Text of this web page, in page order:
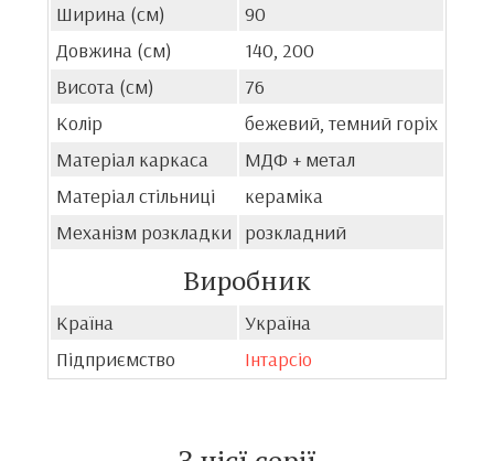
Ширина (см)
90
Довжина (см)
140, 200
Висота (см)
76
Колір
бежевий, темний горіх
Матеріал каркаса
МДФ + метал
Матеріал стільниці
кераміка
Механізм розкладки
розкладний
Виробник
Країна
Україна
Підприємство
Інтарсіо